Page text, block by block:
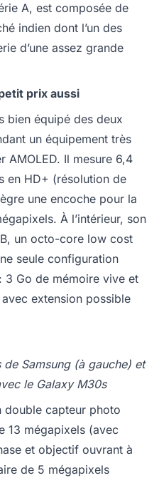
A, est composée de
indien dont l’un des
d’une assez grande
prix aussi
bien équipé des deux
un équipement très
AMOLED. Il mesure 6,4
en HD+ (résolution de
une encoche pour la
À l’intérieur, son
un octo-core low cost
seule configuration
3 Go de mémoire vive et
extension possible
Samsung (à gauche) et
le Galaxy M30s
double capteur photo
13 mégapixels (avec
et objectif ouvrant à
de 5 mégapixels